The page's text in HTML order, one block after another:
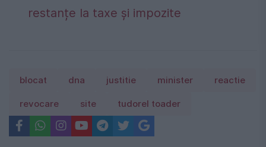
restanțe la taxe și impozite
blocat dna justitie minister reactie
revocare site tudorel toader